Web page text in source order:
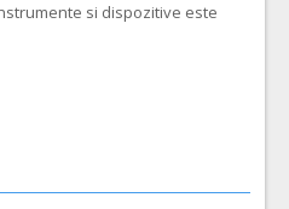
si dispozitive este